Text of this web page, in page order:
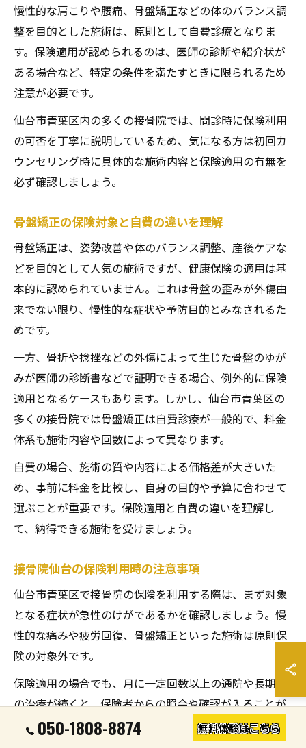
慢性的な肩こりや腰痛、骨盤矯正などの体のバランス調
整を目的とした施術は、原則として自費診療となりま
す。保険適用が認められるのは、医師の診断や紹介状が
ある場合など、特定の条件を満たすときに限られるため
注意が必要です。
仙台市青葉区内の多くの接骨院では、問診時に保険利用
の可否を丁寧に説明しているため、気になる方は初回カ
ウンセリング時に具体的な施術内容と保険適用の有無を
必ず確認しましょう。
骨盤矯正の保険対象と自費の違いを理解
骨盤矯正は、姿勢改善や体のバランス調整、産後ケアな
どを目的として人気の施術ですが、健康保険の適用は基
本的に認められていません。これは骨盤の歪みが外傷由
来でない限り、慢性的な症状や予防目的とみなされるた
めです。
一方、骨折や捻挫などの外傷によって生じた骨盤のゆが
みが医師の診断書などで証明できる場合、例外的に保険
適用となるケースもあります。しかし、仙台市青葉区の
多くの接骨院では骨盤矯正は自費診療が一般的で、料金
体系も施術内容や回数によって異なります。
自費の場合、施術の質や内容による価格差が大きいた
め、事前に料金を比較し、自身の目的や予算に合わせて
選ぶことが重要です。保険適用と自費の違いを理解し
て、納得できる施術を受けましょう。
接骨院仙台の保険利用時の注意事項
仙台市青葉区で接骨院の保険を利用する際は、まず対象
となる症状が急性のけがであるかを確認しましょう。慢
性的な痛みや疲労回復、骨盤矯正といった施術は原則保
険の対象外です。
保険適用の場合でも、月に一定回数以上の通院や長期間
の治療が続くと、保険者からの照会や確認が入ることが
あります。トラブル防止のためにも、施術内容や通院の
頻度を接骨院と相談しながら進めることが大切です。
050-1808-8874 無料体験はこちら